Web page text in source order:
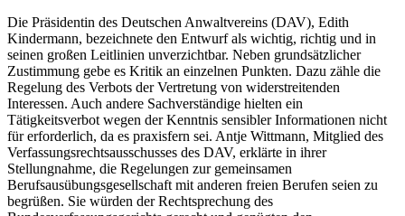
Die Präsidentin des Deutschen Anwaltvereins (DAV), Edith
Kindermann, bezeichnete den Entwurf als wichtig, richtig und in
seinen großen Leitlinien unverzichtbar. Neben grundsätzlicher
Zustimmung gebe es Kritik an einzelnen Punkten. Dazu zähle die
Regelung des Verbots der Vertretung von widerstreitenden
Interessen. Auch andere Sachverständige hielten ein
Tätigkeitsverbot wegen der Kenntnis sensibler Informationen nicht
für erforderlich, da es praxisfern sei. Antje Wittmann, Mitglied des
Verfassungsrechtsausschusses des DAV, erklärte in ihrer
Stellungnahme, die Regelungen zur gemeinsamen
Berufsausübungsgesellschaft mit anderen freien Berufen seien zu
begrüßen. Sie würden der Rechtsprechung des